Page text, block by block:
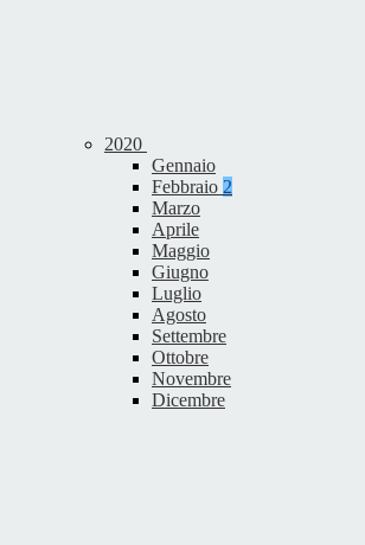
2020
Gennaio
Febbraio 2
Marzo
Aprile
Maggio
Giugno
Luglio
Agosto
Settembre
Ottobre
Novembre
Dicembre